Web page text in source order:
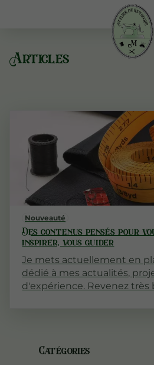
Catégories
Articles
Nouveauté
Des contenus pensés pour
inspirer, vous guider
Je mets actuellement en
dédié à mes actualités,
d'expérience. Revenez